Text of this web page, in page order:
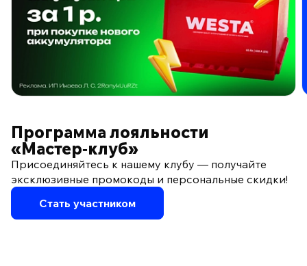
Программа лояльности
«Мастер‑клуб»
Присоединяйтесь к нашему клубу — получайте
эксклюзивные промокоды и персональные скидки!
Стать участником